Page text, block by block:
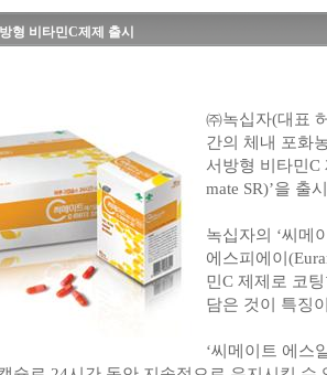
형 비타민C제제 출시
㈜녹십자(대표
간의 체내 포화
서방형 비타민C
mate SR)’을 출
녹십자의 ‘씨메
에스피에이
민C 제제로 코
담은 것이 특징
‘씨메이트 에스